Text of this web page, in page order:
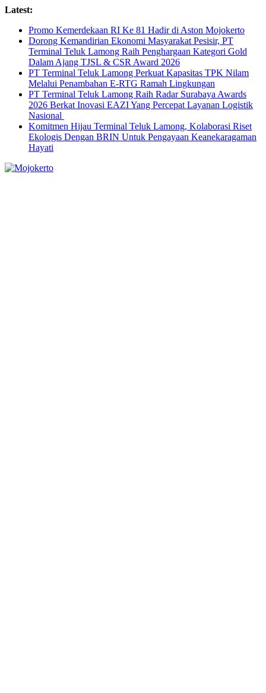
Skip
content
Latest:
Promo Kemerdekaan RI Ke 81 Hadir di Aston Mojokerto
Dorong Kemandirian Ekonomi Masyarakat Pesisir, PT
Terminal Teluk Lamong Raih Penghargaan Kategori Gold
Dalam Ajang TJSL & CSR Award 2026
PT Terminal Teluk Lamong Perkuat Kapasitas TPK Nilam
Melalui Penambahan E-RTG Ramah Lingkungan
PT Terminal Teluk Lamong Raih Radar Surabaya Awards
2026 Berkat Inovasi EAZI Yang Percepat Layanan Logistik
Nasional
Komitmen Hijau Terminal Teluk Lamong, Kolaborasi Riset
Ekologis Dengan BRIN Untuk Pengayaan Keanekaragaman
Hayati